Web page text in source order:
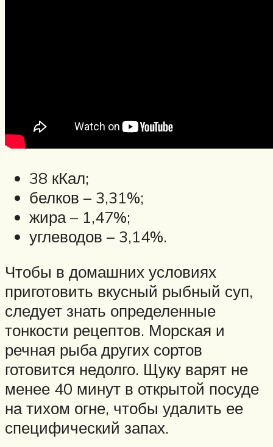
38 кКал;
белков – 3,31%;
жира – 1,47%;
углеводов – 3,14%.
Чтобы в домашних условиях
приготовить вкусный рыбный суп,
следует знать определенные
тонкости рецептов. Морская и
речная рыба других сортов
готовится недолго. Щуку варят не
менее 40 минут в открытой посуде
на тихом огне, чтобы удалить ее
специфический запах.